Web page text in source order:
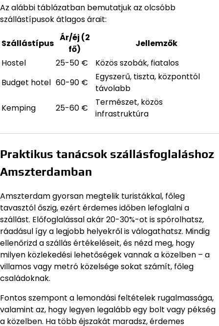
Az alábbi táblázatban bemutatjuk az olcsóbb
szállástípusok átlagos árait:
Szállástípus
Ár/éj (2
fő)
Jellemzők
Hostel
25-50 €
Közös szobák, fiatalos
Budget hotel 60-90 €
Egyszerű, tiszta, központtól
távolabb
Kemping
25-60 €
Természet, közös
infrastruktúra
Praktikus tanácsok szállásfoglaláshoz
Amszterdamban
Amszterdam gyorsan megtelik turistákkal, főleg
tavasztól őszig, ezért érdemes időben lefoglalni a
szállást. Előfoglalással akár 20-30%-ot is spórolhatsz,
ráadásul így a legjobb helyekről is válogathatsz. Mindig
ellenőrizd a szállás értékeléseit, és nézd meg, hogy
milyen közlekedési lehetőségek vannak a közelben – a
villamos vagy metró közelsége sokat számít, főleg
családoknak.
Fontos szempont a lemondási feltételek rugalmassága,
valamint az, hogy legyen legalább egy bolt vagy pékség
a közelben. Ha több éjszakát maradsz, érdemes